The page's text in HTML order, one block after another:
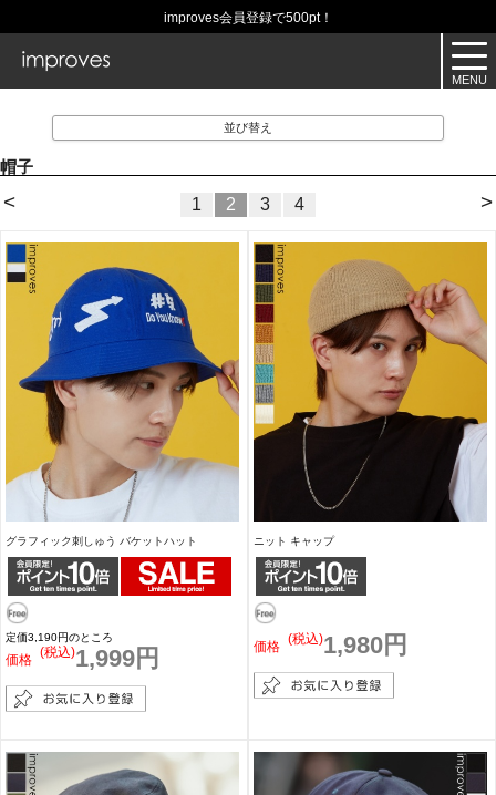
improves会員登録で500pt！
並び替え
帽子
< >
1 2 3 4
グラフィック刺しゅう バケットハット
定価3,190円のところ
価格 1,999円
(税込)
ニット キャップ
価格 1,980円
(税込)